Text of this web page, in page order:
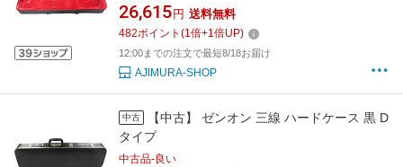
26,615 円 送料無料
482ポイント (1倍+1倍UP)
12:00までの注文で最短8/18お届け
AJIMURA-SHOP
中古
【中古】 ゼンオン 三線 ハードケース 黒 D
タイプ
中古品-良い